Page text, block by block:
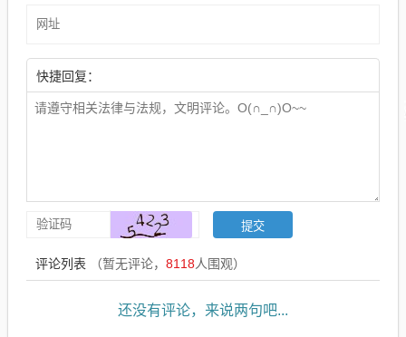
快捷回复：
评论列表 （暂无评论， 8118人围观）
还没有评论，来说两句吧...